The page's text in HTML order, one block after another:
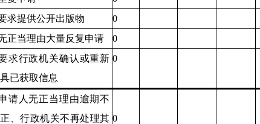
求提供公开出版物
0
正当理由大量反复申请
0
求行政机关确认或重新
已获取信息
0
请人无正当理由逾期不
、行政机关不再处理其 0